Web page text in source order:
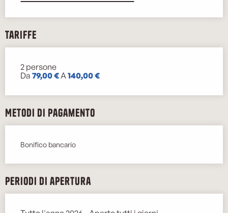
Tariffe
Tariffe 2026
2 persone
Da 79,00 € A 140,00 €
Metodi di pagamento
Bonifico bancario
Periodi di apertura